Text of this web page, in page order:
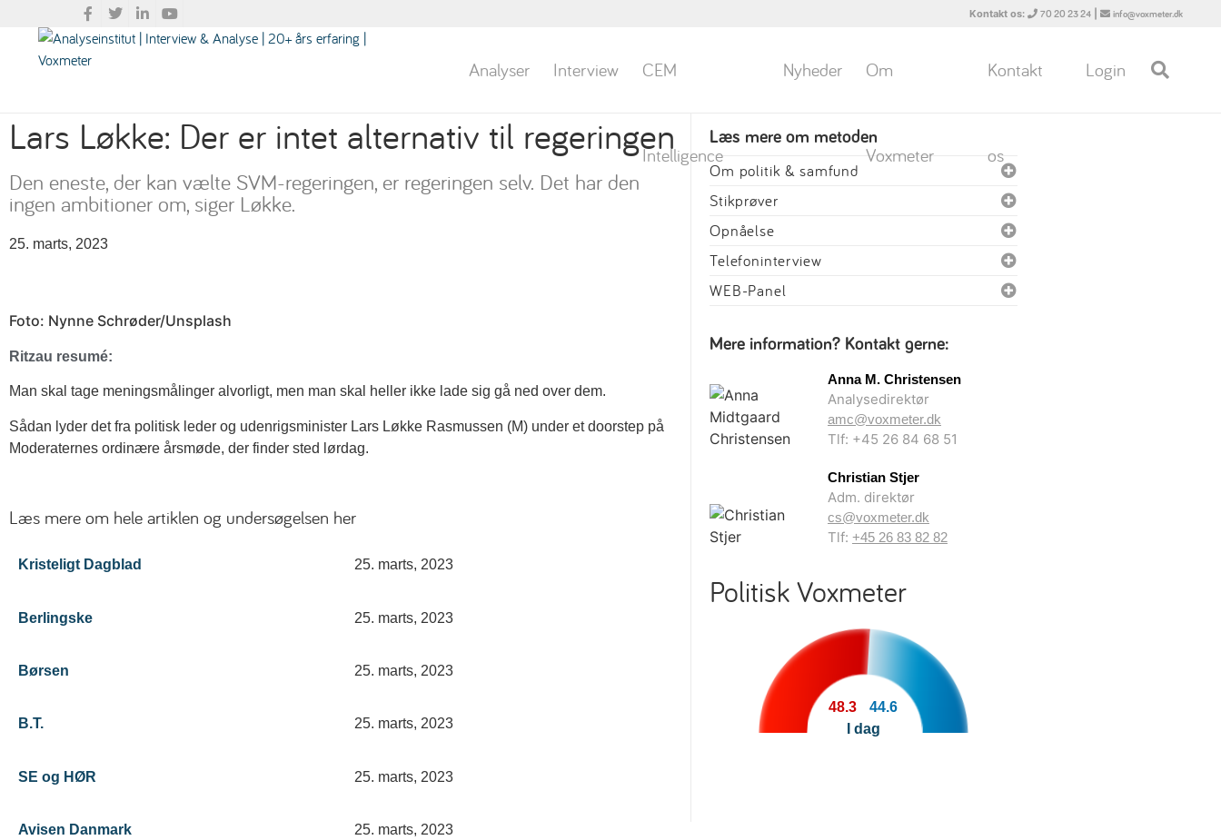
Kontakt os: 70 20 23 24 | info@voxmeter.dk
Analyser Interview CEM
Intelligence
Nyheder Om
Voxmeter
Kontakt
os
Login
Lars Løkke: Der er intet alternativ til regeringen
Den eneste, der kan vælte SVM-regeringen, er regeringen selv. Det har den
ingen ambitioner om, siger Løkke.
25. marts, 2023
Foto: Nynne Schrøder/Unsplash
Ritzau resumé:
Man skal tage meningsmålinger alvorligt, men man skal heller ikke lade sig gå ned over dem.
Sådan lyder det fra politisk leder og udenrigsminister Lars Løkke Rasmussen (M) under et doorstep på
Moderaternes ordinære årsmøde, der finder sted lørdag.
Læs mere om hele artiklen og undersøgelsen her
Kristeligt Dagblad 25. marts, 2023
Berlingske 25. marts, 2023
Børsen 25. marts, 2023
B.T. 25. marts, 2023
SE og HØR 25. marts, 2023
Avisen Danmark 25. marts, 2023
Læs mere om metoden
Om politik & samfund
Stikprøver
Opnåelse
Telefoninterview
WEB-Panel
Mere information? Kontakt gerne:
Anna M. Christensen
Analysedirektør
amc@voxmeter.dk
Tlf: +45 26 84 68 51
Christian Stjer
Adm. direktør
cs@voxmeter.dk
Tlf: +45 26 83 82 82
Politisk Voxmeter
48.3
44.6
I dag